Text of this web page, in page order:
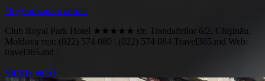
Опубликовал: admin
Club Royal Park Hotel ★★★★★ str. Trandafirilor 6/2, Chişinău,
Moldova тел: (022) 574 080 | (022) 574 084 Travel365.md Web:
travel365.md |
Читать далее